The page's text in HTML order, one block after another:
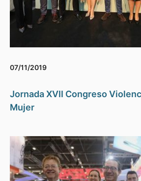
07/11/2019
Jornada XVII Congreso
Mujer